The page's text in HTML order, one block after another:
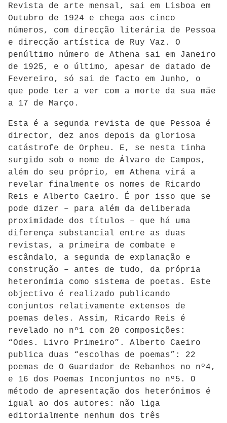
Revista de arte mensal, sai em Lisboa em
Outubro de 1924 e chega aos cinco
números, com direcção literária de Pessoa
e direcção artística de Ruy Vaz. O
penúltimo número de Athena sai em Janeiro
de 1925, e o último, apesar de datado de
Fevereiro, só sai de facto em Junho, o
que pode ter a ver com a morte da sua mãe
a 17 de Março.
Esta é a segunda revista de que Pessoa é
director, dez anos depois da gloriosa
catástrofe de Orpheu. E, se nesta tinha
surgido sob o nome de Álvaro de Campos,
além do seu próprio, em Athena virá a
revelar finalmente os nomes de Ricardo
Reis e Alberto Caeiro. É por isso que se
pode dizer – para além da deliberada
proximidade dos títulos – que há uma
diferença substancial entre as duas
revistas, a primeira de combate e
escândalo, a segunda de explanação e
construção – antes de tudo, da própria
heteronímia como sistema de poetas. Este
objectivo é realizado publicando
conjuntos relativamente extensos de
poemas deles. Assim, Ricardo Reis é
revelado no nº1 com 20 composições:
“Odes. Livro Primeiro”. Alberto Caeiro
publica duas “escolhas de poemas”: 22
poemas de O Guardador de Rebanhos no nº4,
e 16 dos Poemas Inconjuntos no nº5. O
método de apresentação dos heterónimos é
igual ao dos autores: não liga
editorialmente nenhum dos três